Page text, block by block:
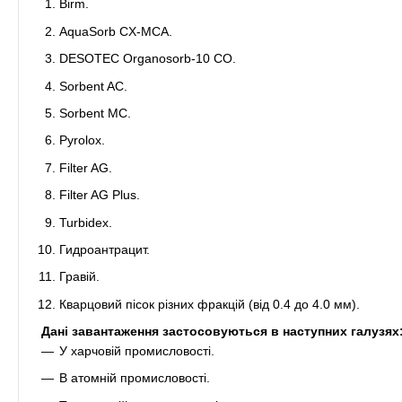
Birm.
AquaSorb CX-MCA.
DESOTEC Organosorb-10 CO.
Sorbent AC.
Sorbent MC.
Pyrolox.
Filter AG.
Filter AG Plus.
Turbidex.
Гидроантрацит.
Гравій.
Кварцовий пісок різних фракцій (від 0.4 до 4.0 мм).
Дані завантаження застосовуються в наступних
У харчовій промисловості.
В атомній промисловості.